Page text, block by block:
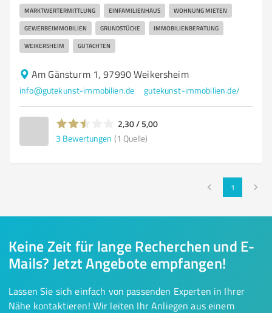
MARKTWERTERMITTLUNG EINFAMILIENHAUS WOHNUNG MIETEN
GEWERBEIMMOBILIEN GRUNDSTÜCKE IMMOBILIENBERATUNG
WEIKERSHEIM GUTACHTEN
Am Gänsturm 1, 97990 Weikersheim
info@gutekunst-immobilien.de gutekunst-immobilien.de/
2,30 / 5,00
3 Bewertungen (1 Quelle)
1
Keine Zeit für lange Recherchen und E-
Mails? Jetzt Angebote empfangen!
Lassen Sie sich einfach von passenden Experten in Ihrer
Nähe kontaktieren! Wir leiten Ihr Anliegen aus einem